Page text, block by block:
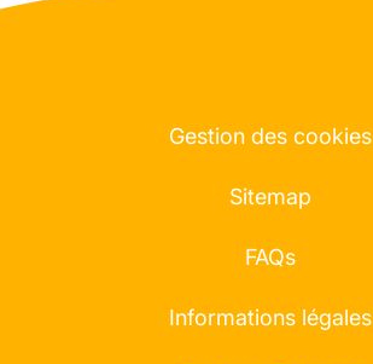
Gestion des cookies
Sitemap
FAQs
Informations légales